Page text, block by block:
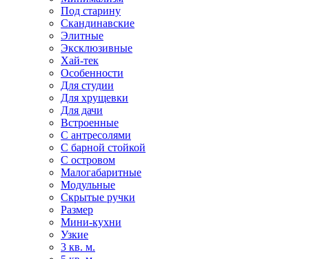
Под старину
Скандинавские
Элитные
Эксклюзивные
Хай-тек
Особенности
Для студии
Для хрущевки
Для дачи
Встроенные
С антресолями
С барной стойкой
С островом
Малогабаритные
Модульные
Скрытые ручки
Размер
Мини-кухни
Узкие
3 кв. м.